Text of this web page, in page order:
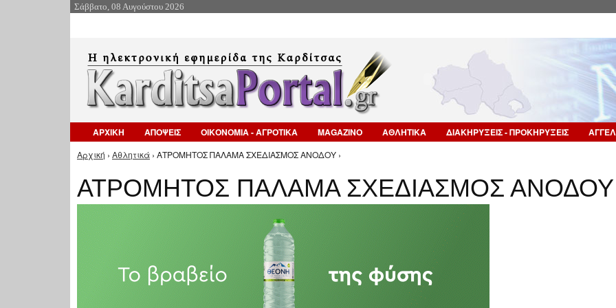
Σάββατο, 08 Αυγούστου 2026
ΑΡΧΙΚΗ ΑΠΟΨΕΙΣ ΟΙΚΟΝΟΜΙΑ - ΑΓΡΟΤΙΚΑ MAGAZINO ΑΘΛΗΤΙΚΑ ΔΙΑΚΗΡΥΞΕΙΣ - ΠΡΟΚΗΡΥΞΕΙΣ
Είστε εδώ
Αρχική › Αθλητικά › ΑΤΡΟΜΗΤΟΣ ΠΑΛΑΜΑ ΣΧΕΔΙΑΣΜΟΣ ΑΝΟΔΟΥ ›
ΑΤΡΟΜΗΤΟΣ ΠΑΛΑΜΑ ΣΧΕΔΙΑΣΜΟΣ ΑΝΟΔΟΥ